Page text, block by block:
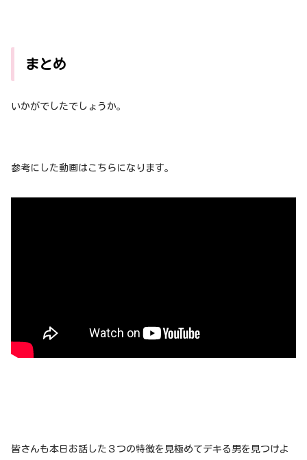
まとめ
いかがでしたでしょうか。
参考にした動画はこちらになります。
皆さんも本日お話した３つの特徴を見極めてデキる男を見つけよ